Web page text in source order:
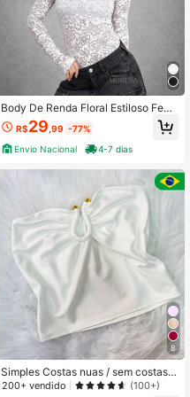
Body De Renda Floral Estiloso Femi
nino Transparente Rendado Manga
Longa Segunda Pele Chic
R$29 ,99 -77%
Envio Nacional
4-7 dias
8
Simples Costas nuas / sem costas P
raia
200+ vendido (100+)